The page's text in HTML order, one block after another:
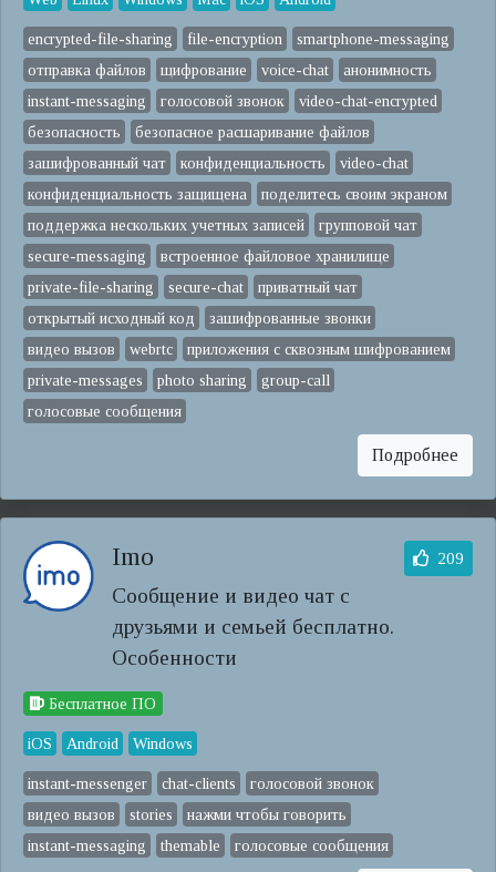
encrypted-file-sharing file-encryption
smartphone-messaging
отправка файлов
щифрование voice-chat
анонимность
instant-messaging
голосовой звонок
video-chat-encrypted
безопасность
безопасное расшаривание файлов
зашифрованный чат
конфиденциальность
video-chat
конфиденциальность защищена
поделитесь своим экраном
поддержка нескольких учетных записей
групповой чат
secure-messaging
встроенное файловое хранилище
private-file-sharing
secure-chat
приватный чат
открытый исходный код
зашифрованные звонки
видео вызов
webrtc
приложения с сквозным шифрованием
private-messages
photo sharing
group-call
голосовые сообщения
Подробнее
Imo
Сообщение и видео чат с
друзьями и семьей бесплатно.
Особенности
209
Бесплатное ПО
iOS Android Windows
instant-messenger chat-clients
голосовой звонок
видео вызов
stories
нажми чтобы говорить
instant-messaging
themable голосовые сообщения